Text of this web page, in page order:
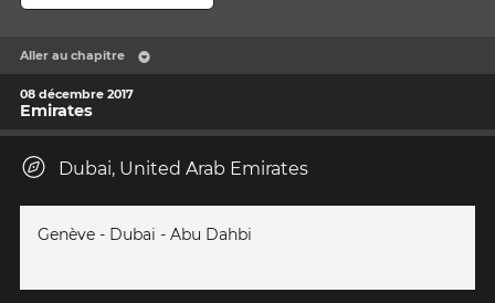
Aller au chapitre
08 décembre 2017
Emirates
Dubai, United Arab Emirates
Genève - Dubai - Abu Dahbi